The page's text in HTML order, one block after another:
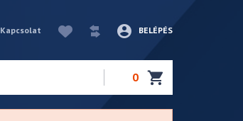
Kapcsolat BELÉPÉS
0